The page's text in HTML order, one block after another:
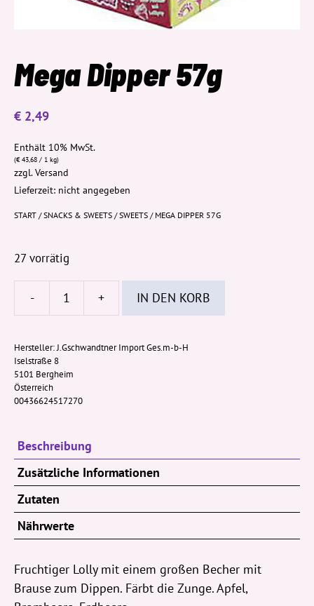
Mega Dipper 57g
€ 2,49
Enthält 10% MwSt.
(€43,68 / 1 kg)
zzgl.Versand
Lieferzeit: nicht angegeben
START /SNACKS & SWEETS /SWEETS / MEGA DIPPER 57G
27 vorrätig
-
Mega
57g
+ IN DEN KORB
Hersteller:J.Gschwandtner Import Ges.m-b-H
Iselstraße 8
5101 Bergheim
Österreich
00436624517270
Beschreibung
Zusätzliche Informationen
Zutaten
Nährwerte
Fruchtiger Lolly mit einem großen Becher mit
Brause zum Dippen. Färbt die Zunge. Apfel,